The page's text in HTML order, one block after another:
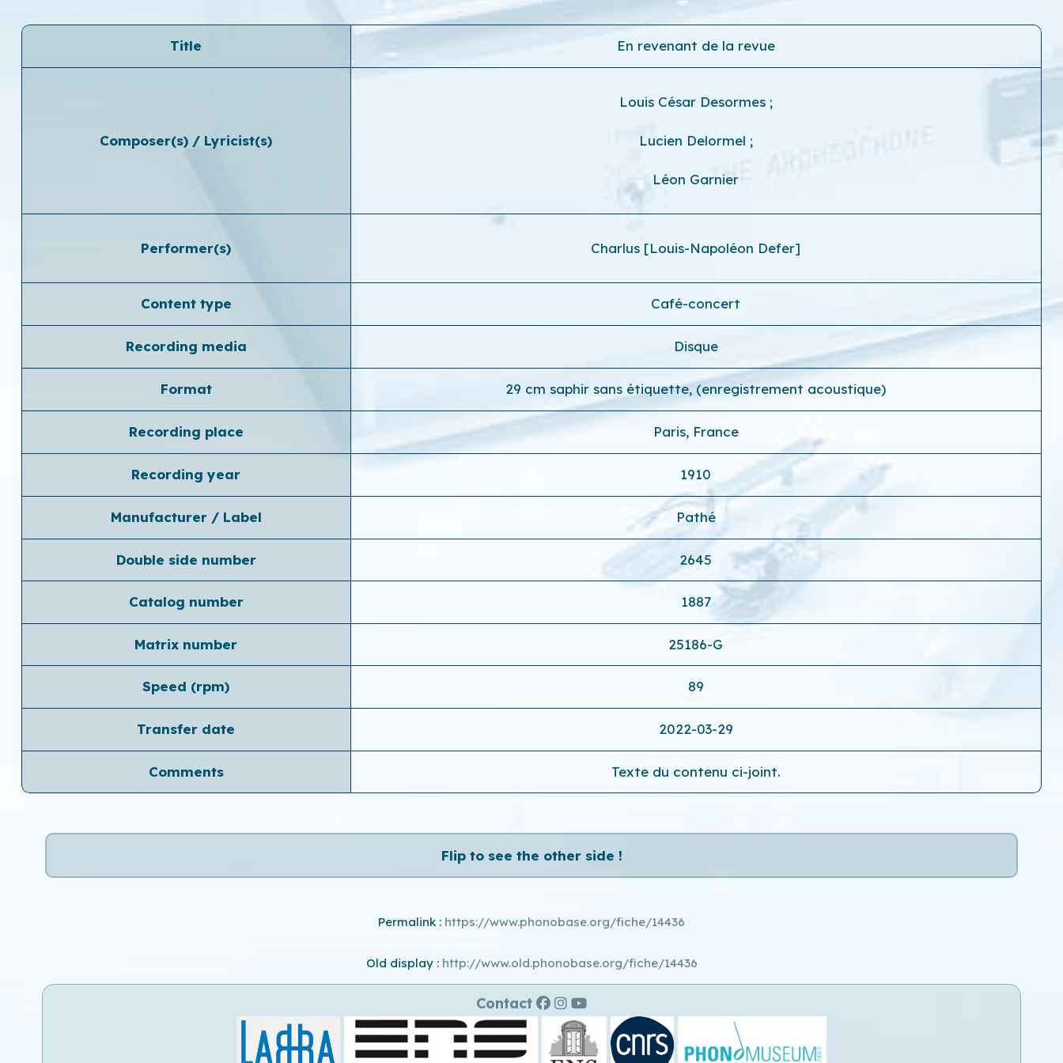
Title En revenant de la revue
Composer(s) / Lyricist(s)
Louis César Desormes ;
Lucien Delormel ;
Léon Garnier
Performer(s) Charlus [Louis-Napoléon Defer]
Content type Café-concert
Recording media Disque
Format 29 cm saphir sans étiquette, (enregistrement acoustique)
Recording place Paris, France
Recording year 1910
Manufacturer / Label Pathé
Double side number 2645
Catalog number 1887
Matrix number 25186-G
Speed ​​(rpm) 89
Transfer date 2022-03-29
Comments Texte du contenu ci-joint.
Flip to see the other side !
Permalink : https://www.phonobase.org/fiche/14436
Old display : http://www.old.phonobase.org/fiche/14436
Contact